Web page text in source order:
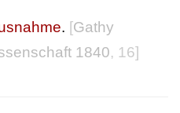
. [Gathy
1840, 16]